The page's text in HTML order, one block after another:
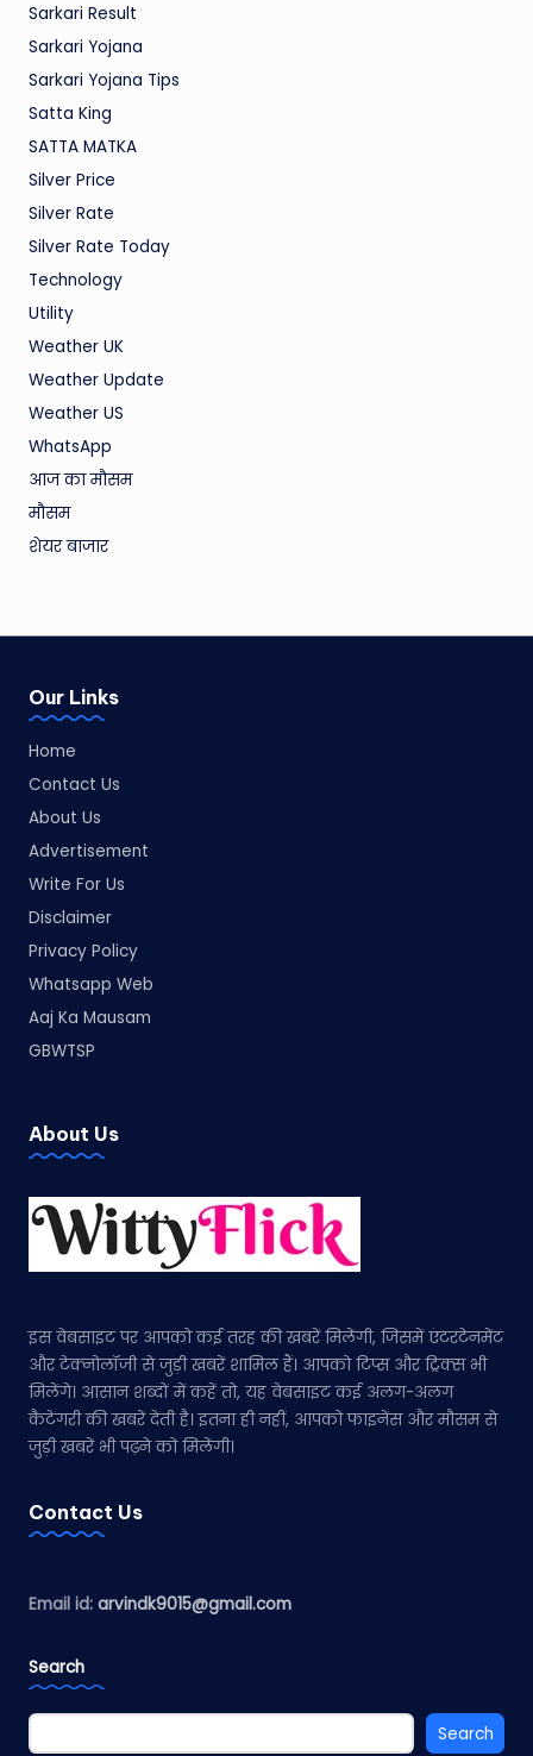
Sarkari Result
Sarkari Yojana
Sarkari Yojana Tips
Satta King
SATTA MATKA
Silver Price
Silver Rate
Silver Rate Today
Technology
Utility
Weather UK
Weather Update
Weather US
WhatsApp
आज का मौसम
मौसम
शेयर बाजार
Our Links
Home
Contact Us
About Us
Advertisement
Write For Us
Disclaimer
Privacy Policy
Whatsapp Web
Aaj Ka Mausam
GBWTSP
About Us
इस वेबसाइट पर आपको कई तरह की खबरें मिलेंगी, जिसमें एंटरटेनमेंट
और टेक्नोलॉजी से जुड़ी खबरें शामिल हैं। आपको टिप्स और ट्रिक्स भी
मिलेंगे। आसान शब्दों में कहें तो, यह वेबसाइट कई अलग-अलग
कैटेगरी की खबरें देती है। इतना ही नहीं, आपको फाइनेंस और मौसम से
जुड़ी खबरें भी पढ़ने को मिलेंगी।
Contact Us
Email id: arvindk9015@gmail.com
Search
Search